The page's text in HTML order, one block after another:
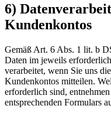
6)
Kundenkontos
Gemäß Art. 6 Abs. 1 lit. b
Daten im jeweils
verarbeitet, wenn Sie uns
Kundenkontos mitteilen.
erforderlich sind,
entsprechenden Formulars